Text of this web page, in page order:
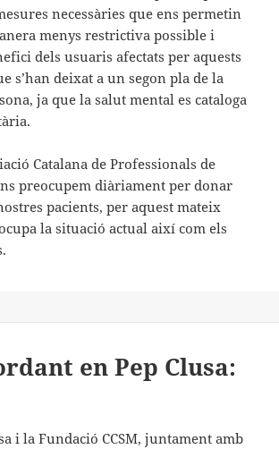
necessàries que ens permetin
menys restrictiva possible i
dels usuaris afectats per aquests
s’han deixat a un segon pla de la
ja que la salut mental es cataloga
Catalana de Professionals de
preocupem diàriament per donar
pacients, per aquest mateix
la situació actual així com els
en Pep Clusa:
i la Fundació CCSM, juntament amb